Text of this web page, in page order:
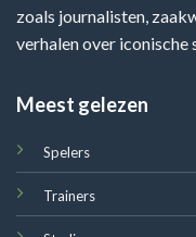
zoals journalisten,
verhalen over
Meest gelezen
Spelers
Trainers